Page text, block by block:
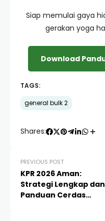
Siap memulai gaya
gerakan yoga
Download
TAGS:
general bulk 2
Shares:
PREVIOUS POST
KPR 2026 Aman:
Strategi Lengkap dan
Panduan Cerdas